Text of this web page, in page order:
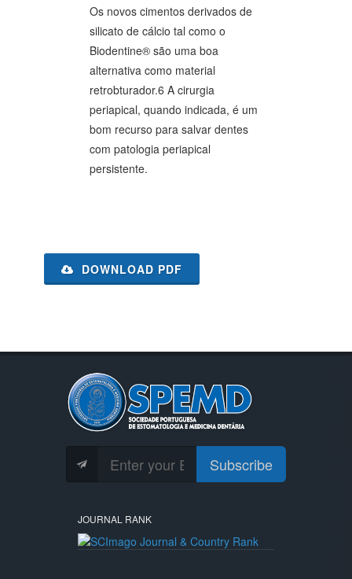
Os novos cimentos derivados de
silicato de cálcio tal como o
Biodentine® são uma boa
alternativa como material
retrobturador.6 A cirurgia
periapical, quando indicada, é um
bom recurso para salvar dentes
com patologia periapical
persistente.
DOWNLOAD PDF
Subscribe
JOURNAL RANK